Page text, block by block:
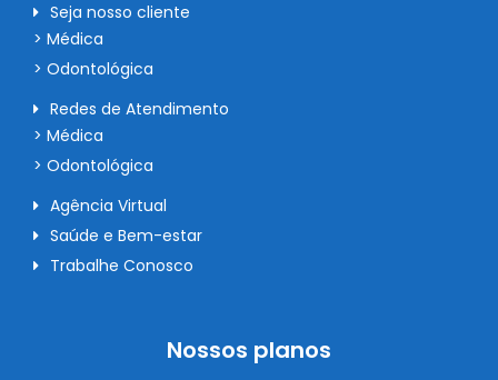
Seja nosso cliente
> Médica
> Odontológica
Redes de Atendimento
> Médica
> Odontológica
Agência Virtual
Saúde e Bem-estar
Trabalhe Conosco
Nossos planos